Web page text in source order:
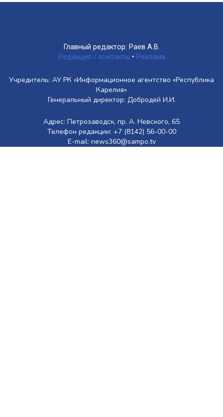
Главный редактор: Раев А.В.
Редакция / контакты • Реклама
Учредитель: АУ РК «Информационное агентство «Республика
Карелия»
Генеральный директор: Добродей И.И.
Адрес: Петрозаводск, пр. А. Невского, 65
Телефон редакции: +7 (8142) 56-00-00
E-mail: news360@sampo.tv